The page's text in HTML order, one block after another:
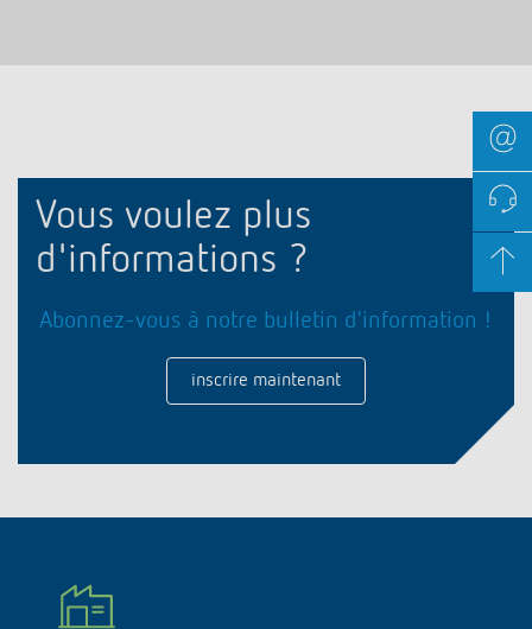
Vous voulez plus
d'informations ?
Abonnez-vous à notre bulletin d'information !
inscrire maintenant